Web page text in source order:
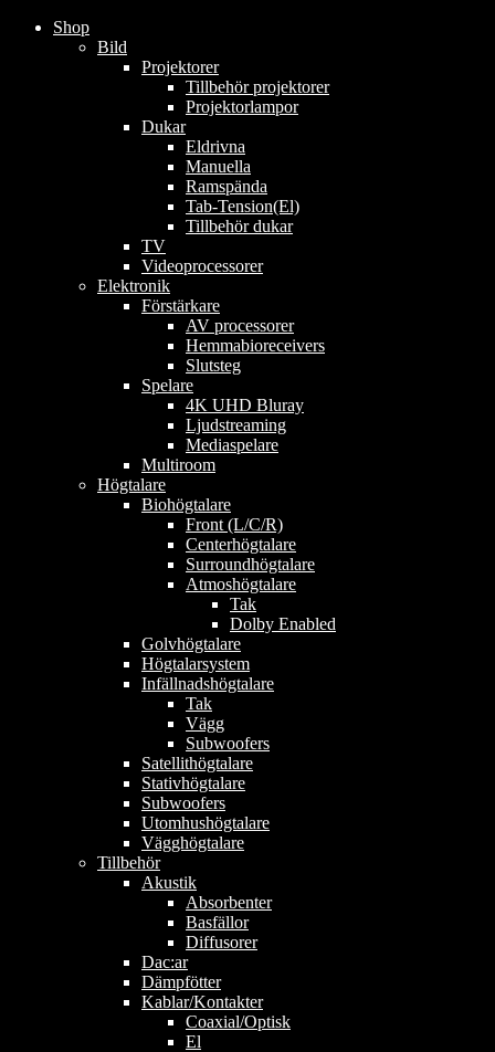
Shop
Bild
Projektorer
Tillbehör projektorer
Projektorlampor
Dukar
Eldrivna
Manuella
Ramspända
Tab-Tension(El)
Tillbehör dukar
TV
Videoprocessorer
Elektronik
Förstärkare
AV processorer
Hemmabioreceivers
Slutsteg
Spelare
4K UHD Bluray
Ljudstreaming
Mediaspelare
Multiroom
Högtalare
Biohögtalare
Front (L/C/R)
Centerhögtalare
Surroundhögtalare
Atmoshögtalare
Tak
Dolby Enabled
Golvhögtalare
Högtalarsystem
Infällnadshögtalare
Tak
Vägg
Subwoofers
Satellithögtalare
Stativhögtalare
Subwoofers
Utomhushögtalare
Vägghögtalare
Tillbehör
Akustik
Absorbenter
Basfällor
Diffusorer
Dac:ar
Dämpfötter
Kablar/Kontakter
Coaxial/Optisk
El